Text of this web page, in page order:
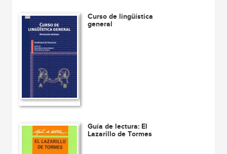
Curso de lingüística
general
Guía de lectura: El
Lazarillo de Tormes